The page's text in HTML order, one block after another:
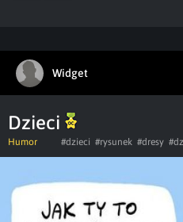
Widget
Dzieci
Humor #dzieci #rysunek #dresy